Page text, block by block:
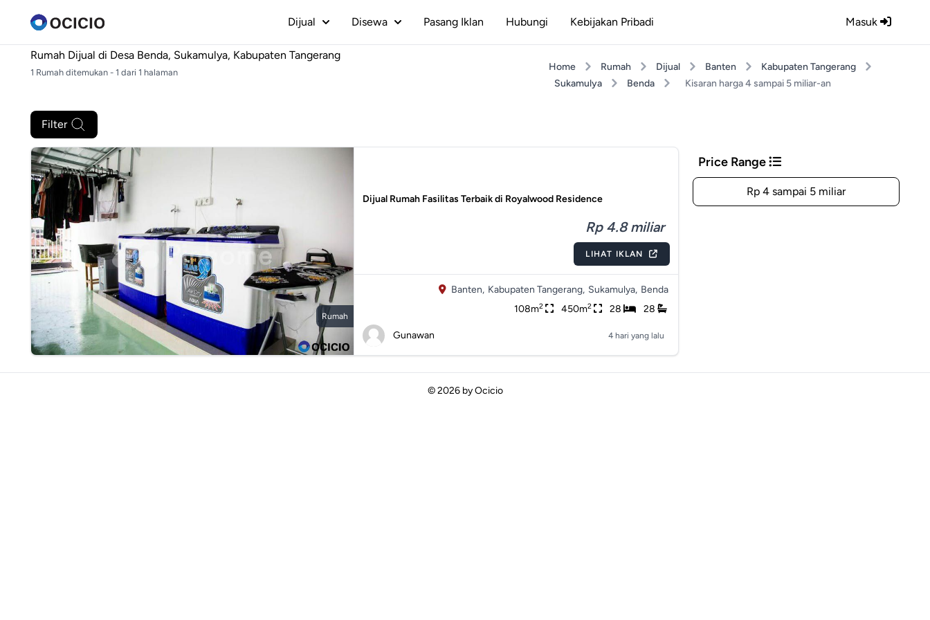
Masuk
Dijual Disewa Pasang Iklan Hubungi Kebijakan Pribadi
Rumah Dijual di Desa Benda, Sukamulya, Kabupaten Tangerang
1 Rumah ditemukan - 1 dari 1 halaman Home Rumah Dijual Banten
Kabupaten Tangerang
Sukamulya
Benda Kisaran harga 4 sampai 5 miliar-an
Filter
Rumah
Dijual Rumah Fasilitas Terbaik di Royalwood Residence
Rp 4.8 miliar
LIHAT IKLAN
Banten, Kabupaten Tangerang, Sukamulya, Benda
108m2 450m2 28 28
Gunawan 4 hari yang lalu
Price Range
Rp 4 sampai 5 miliar
© 2026 byOcicio